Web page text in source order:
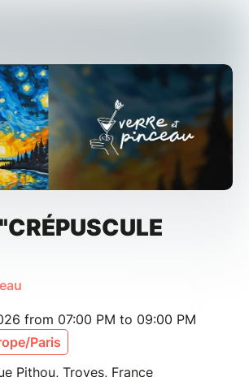
from 07:00 PM to 09:00 PM
Paris
Pithou, Troyes, France